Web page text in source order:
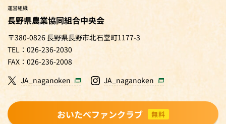
運営組織
長野県農業協同組合中央会
〒380-0826 長野県長野市北石堂町1177-3
TEL：026-236-2030
FAX：026-236-2008
JA_naganoken
JA_naganoken
おいたべファンクラブ 無料